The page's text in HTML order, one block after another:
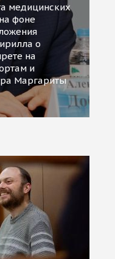
медицинских
фоне
о
на
и
Маргариты